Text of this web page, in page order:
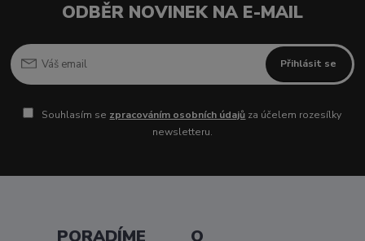
ODBĚR NOVINEK NA E-MAIL
Přihlásit se
Souhlasím se zpracováním osobních údajů za účelem rozesílky
newsletteru.